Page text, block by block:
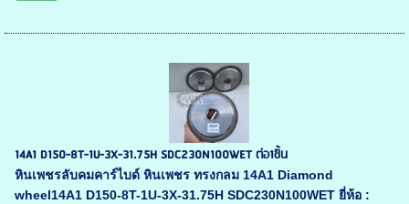
14A1 D150-8T-1U-3X-31.75H SDC230N100WET ต่อ1ชิ้น
หินเพชรลับคมคาร์ไบด์ หินเพชร ทรงกลม 14A1 Diamond
wheel14A1 D150-8T-1U-3X-31.75H SDC230N100WET ยี่ห้อ :